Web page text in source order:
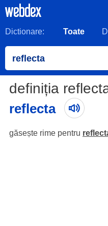
Dictionare: Toate
definiția
reflecta
găsește rime pentru